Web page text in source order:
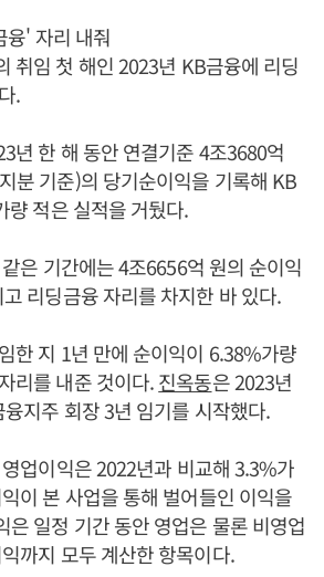
' 자리 내줘
취임 첫 해인 2023년 KB금융에 리딩
.
년 한 해 동안 연결기준 4조3680억
분 기준)의 당기순이익을 기록해 KB
량 적은 실적을 거뒀다.
은 기간에는 4조6656억 원의 순이익
리딩금융 자리를 차지한 바 있다.
한 지 1년 만에 순이익이 6.38%가량
리를 내준 것이다.진옥동은 2023년
지주 회장 3년 임기를 시작했다.
업이익은 2022년과 비교해 3.3%가
이 본 사업을 통해 벌어들인 이익을
은 일정 기간 동안 영업은 물론 비영업
까지 모두 계산한 항목이다.